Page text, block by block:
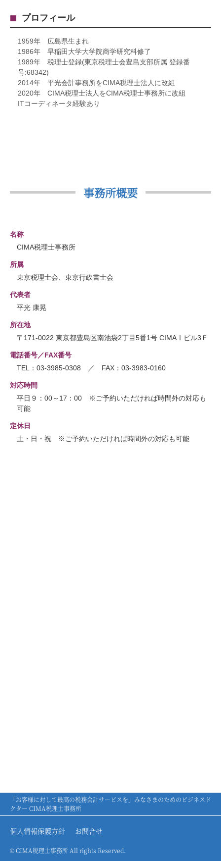
プロフィール
1959年 広島県生まれ
1986年 早稲田大学大学院商学研究科修了
1989年 税理士登録(東京税理士会豊島支部所属 登録番
号:68342)
2014年 平光会計事務所をCIMA税理士法人に改組
2020年 CIMA税理士法人をCIMA税理士事務所に改組
ITコーディネータ経験あり
事務所概要
名称
CIMA税理士事務所
所属
東京税理士会、東京行政書士会
代表者
平光 康晃
所在地
〒171-0022 東京都豊島区南池袋2丁目5番1号 CIMAⅠビル3Ｆ
電話番号／FAX番号
TEL：03-3985-0308 ／ FAX：03-3983-0160
対応時間
平日９：00～17：00 ※ご予約いただければ時間外の対応も
可能
定休日
土・日・祝 ※ご予約いただければ時間外の対応も可能
「お客様に対して最高の税務会計サービスを」みなさまのためのビジネスド
クター CIMA税理士事務所
個人情報保護方針 お問合せ
© CIMA税理士事務所 All rights Reserved.